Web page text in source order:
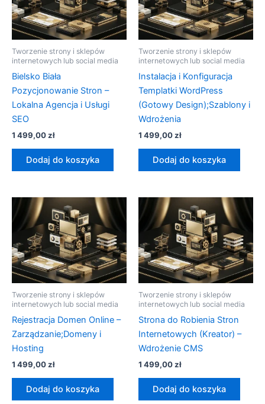
Tworzenie strony i sklepów
internetowych lub social media
Bielsko Biała
Pozycjonowanie Stron –
Lokalna Agencja i Usługi
SEO
1 499,00zł
Dodaj do koszyka
Tworzenie strony i sklepów
internetowych lub social media
Instalacja i Konfiguracja
Templatki WordPress
(Gotowy Design);Szablony i
Wdrożenia
1 499,00zł
Dodaj do koszyka
Tworzenie strony i sklepów
internetowych lub social media
Rejestracja Domen Online –
Zarządzanie;Domeny i
Hosting
1 499,00zł
Dodaj do koszyka
Tworzenie strony i sklepów
internetowych lub social media
Strona do Robienia Stron
Internetowych (Kreator) –
Wdrożenie CMS
1 499,00zł
Dodaj do koszyka